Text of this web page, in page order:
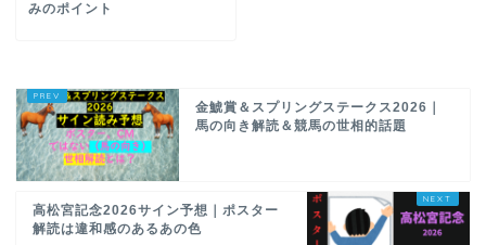
みのポイント
金鯱賞＆スプリングステークス2026｜
馬の向き解読＆競馬の世相的話題
高松宮記念2026サイン予想｜ポスター
解読は違和感のあるあの色